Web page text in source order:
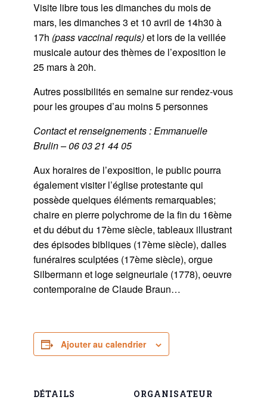
Visite libre tous les dimanches du mois de
mars, les dimanches 3 et 10 avril de 14h30 à
17h (pass vaccinal requis)et lors de la veillée
musicale autour des thèmes de l’exposition le
25 mars à 20h.
Autres possibilités en semaine sur rendez-vous
pour les groupes d’au moins 5 personnes
Contact et renseignements : Emmanuelle
Brulin – 06 03 21 44 05
Aux horaires de l’exposition, le public pourra
également visiter l’église protestante qui
possède quelques éléments remarquables;
chaire en pierre polychrome de la fin du 16ème
et du début du 17ème siècle, tableaux illustrant
des épisodes bibliques (17ème siècle), dalles
funéraires sculptées (17ème siècle), orgue
Silbermann et loge seigneuriale (1778), oeuvre
contemporaine de Claude Braun…
Ajouter au calendrier
DÉTAILS ORGANISATEUR